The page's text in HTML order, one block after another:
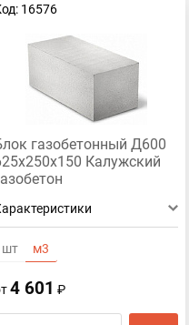
16576
газобетонный Д600
Калужский
шт м3
4 601 ₽